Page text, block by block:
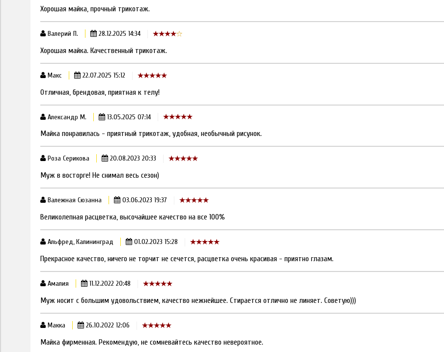
Хорошая майка, прочный трикотаж.
Валерий П. 28.12.2025 14:34
Хорошая майка. Качественный трикотаж.
Макс 22.07.2025 15:12
Отличная, брендовая, приятная к телу!
Александр М. 13.05.2025 07:14
Майка понравилась - приятный трикотаж, удобная, необычный рисунок.
Роза Серикова 20.08.2023 20:33
Муж в восторге! Не снимал весь сезон)
Валежная Сюзанна 03.06.2023 19:37
Великолепная расцветка, высочайшее качество на все 100%
Альфред, Калининград 01.02.2023 15:28
Прекрасное качество, ничего не торчит не сечется, расцветка очень красивая - приятно глазам.
Амалия 11.12.2022 20:48
Муж носит с большим удовольствием, качество нежнейшее. Стирается отлично не линяет. Советую)))
Макка 26.10.2022 12:06
Майка фирменная. Рекомендую, не сомневайтесь качество невероятное.